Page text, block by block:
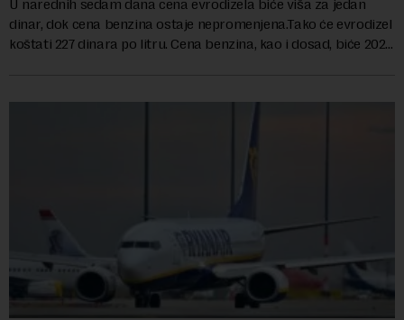
U narednih sedam dana cena evrodizela biće viša za jedan
dinar, dok cena benzina ostaje nepromenjena.Tako će evrodizel
koštati 227 dinara po litru. Cena benzina, kao i dosad, biće 202